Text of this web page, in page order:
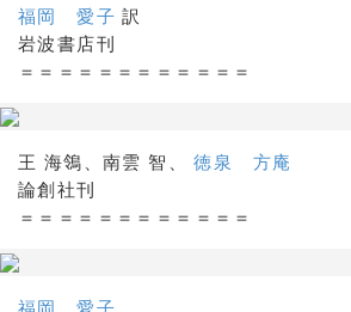
福岡 愛子 訳
岩波書店刊
＝＝＝＝＝＝＝＝＝＝＝＝
王 海鴒、南雲 智、徳泉 方庵
論創社刊
＝＝＝＝＝＝＝＝＝＝＝＝
福岡 愛子